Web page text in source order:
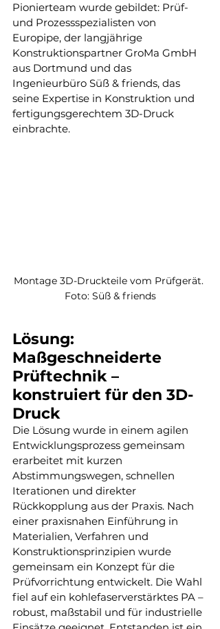
Pionierteam wurde gebildet: Prüf-
und Prozessspezialisten von
Europipe, der langjährige
Konstruktionspartner GroMa GmbH
aus Dortmund und das
Ingenieurbüro Süß & friends, das
seine Expertise in Konstruktion und
fertigungsgerechtem 3D-Druck
einbrachte.
Montage 3D-Druckteile vom Prüfgerät.
Foto: Süß & friends
Lösung:
Maßgeschneiderte
Prüftechnik –
konstruiert für den 3D-
Druck
Die Lösung wurde in einem agilen
Entwicklungsprozess gemeinsam
erarbeitet mit kurzen
Abstimmungswegen, schnellen
Iterationen und direkter
Rückkopplung aus der Praxis. Nach
einer praxisnahen Einführung in
Materialien, Verfahren und
Konstruktionsprinzipien wurde
gemeinsam ein Konzept für die
Prüfvorrichtung entwickelt. Die Wahl
fiel auf ein kohlefaserverstärktes PA –
robust, maßstabil und für industrielle